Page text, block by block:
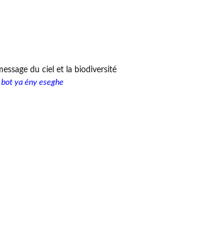
du ciel et la biodiversité
ya ény eseghe